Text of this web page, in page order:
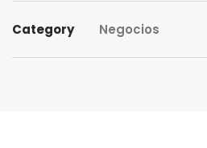
Category Negocios